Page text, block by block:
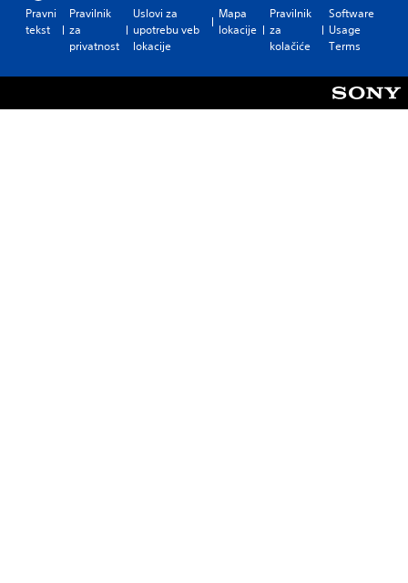
Pravni
tekst
Pravilnik
za
privatnost
Uslovi za
upotrebu veb
lokacije
Mapa
lokacije
Pravilnik
za
kolačiće
Software
Usage
Terms